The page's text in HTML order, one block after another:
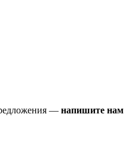
— напишите нам